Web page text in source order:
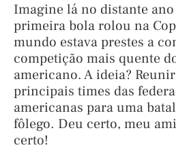
Imagine lá no distante
primeira bola rolou na
mundo estava prestes a
competição mais quente
americano. A ideia?
principais times das
americanas para uma
fôlego. Deu certo, meu
certo!